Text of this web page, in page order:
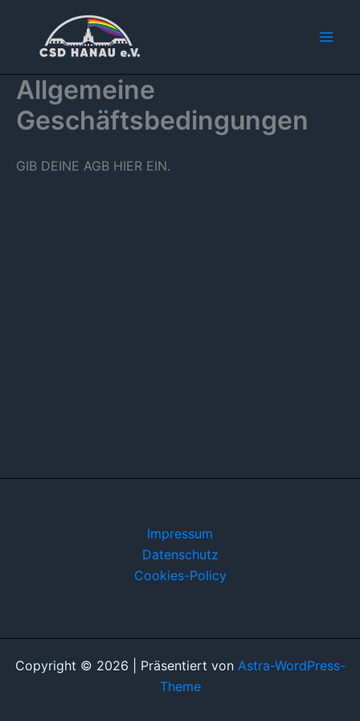
springen
Allgemeine
Geschäftsbedingungen
GIB DEINE AGB HIER EIN.
Impressum
Datenschutz
Cookies-Policy
Copyright © 2026 | Präsentiert von Astra-WordPress-
Theme